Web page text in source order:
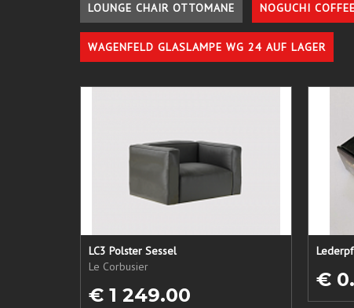
LOUNGE CHAIR OTTOMANE NOGUCHI
WAGENFELD GLASLAMPE WG 24 AUF LAGER
LC3 Polster Sessel
Le Corbusier
€ 1 249.00
€